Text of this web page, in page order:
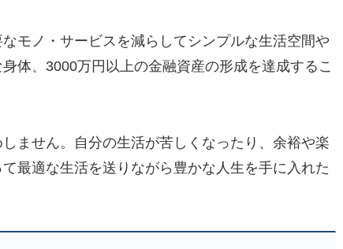
モノ・サービスを減らしてシンプルな生活空間や
体、3000万円以上の金融資産の形成を達成するこ
ません。自分の生活が苦しくなったり、余裕や楽
最適な生活を送りながら豊かな人生を手に入れた